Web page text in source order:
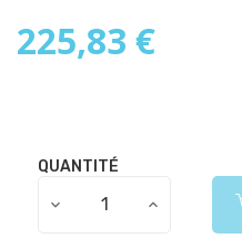
225,83 €
QUANTITÉ